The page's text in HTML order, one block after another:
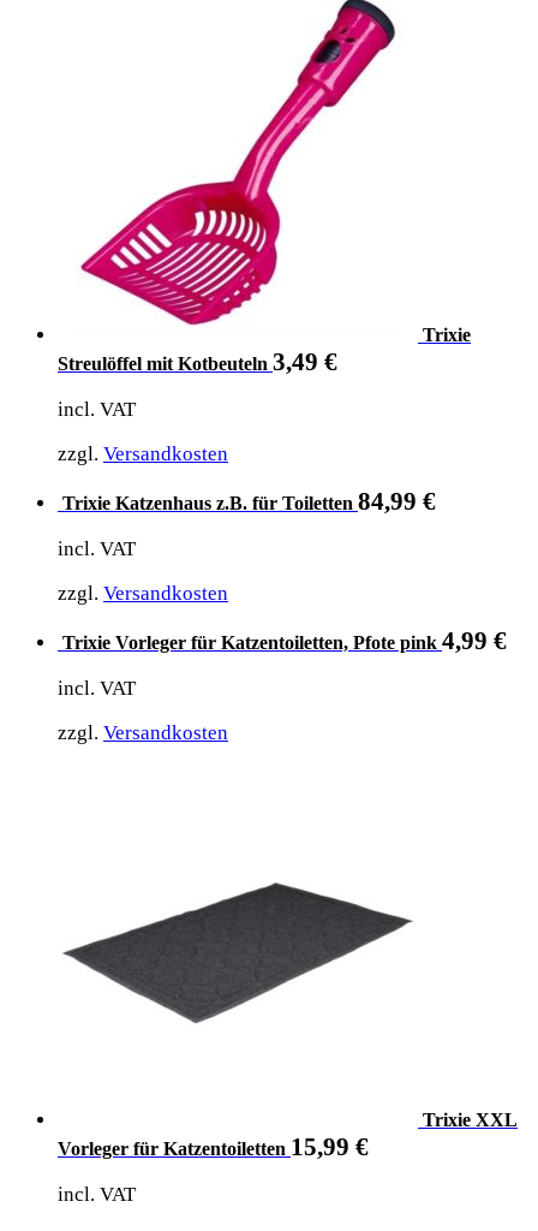
Trixie
Streulöffel mit Kotbeuteln 3,49 €
incl. VAT
zzgl. Versandkosten
Trixie Katzenhaus z.B. für Toiletten 84,99 €
incl. VAT
zzgl. Versandkosten
Trixie Vorleger für Katzentoiletten, Pfote pink 4,99 €
incl. VAT
zzgl. Versandkosten
Trixie XXL
Vorleger für Katzentoiletten 15,99 €
incl. VAT